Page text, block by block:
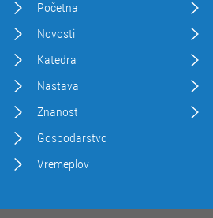
Početna
Novosti
Katedra
Nastava
Znanost
Gospodarstvo
Vremeplov